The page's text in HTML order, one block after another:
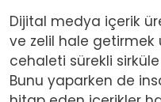
Dijital medya içerik
ve zelil hale getirmek
cehaleti sürekli
Bunu yaparken de